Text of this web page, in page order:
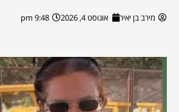
מירב בן יאיר אוגוסט 4, 2026 9:48 pm